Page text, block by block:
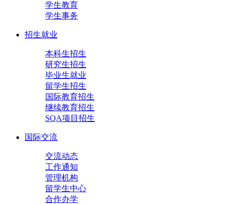
学生教育
学生事务
招生就业
本科生招生
研究生招生
毕业生就业
留学生招生
国际教育招生
继续教育招生
SQA项目招生
国际交流
交流动态
工作通知
管理机构
留学生中心
合作办学